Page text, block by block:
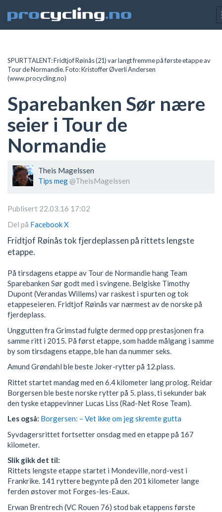
SPURTTALENT: Fridtjof Røinås (21) var langt fremme på første etappe av
Tour de Normandie. Foto: Kristoffer Øverli Andersen
(www.procycling.no)
Sparebanken Sør nære
seier i Tour de
Normandie
Theis Magelssen
Tips meg @TheisMagelssen
Publisert 22.03.16 17:02
Del på FacebookX
Fridtjof Røinås tok fjerdeplassen på rittets lengste
etappe.
På tirsdagens etappe av Tour de Normandie hang Team
Sparebanken Sør godt med i svingene. Belgiske Timothy
Dupont (Verandas Willems) var raskest i spurten og tok
etappeseieren. Fridtjof Røinås var nærmest av de norske på
fjerdeplass.
Unggutten fra Grimstad fulgte dermed opp prestasjonen fra
samme ritt i 2015. På først etappe, som hadde målgang i samme
by som tirsdagens etappe, ble han da nummer seks.
Amund Grøndahl ble beste Joker-rytter på 12.plass.
Rittet startet mandag med en 6.4 kilometer lang prolog. Reidar
Borgersen ble beste norske rytter på 5. plass, ti sekunder bak
den tyske etappevinner Lucas Liss (Rad-Net Rose Team).
Les også: Borgersen: – Vet ikke om jeg skremte gutta
Syvdagersrittet fortsetter onsdag med en etappe på 167
kilometer.
Slik gikk det til:
Rittets lengste etappe startet i Mondeville, nord-vest i
Frankrike. 141 ryttere begynte på den 201 kilometer lange
ferden østover mot Forges-les-Eaux.
Erwan Brentrech (VC Rouen 76) stod bak etappens første